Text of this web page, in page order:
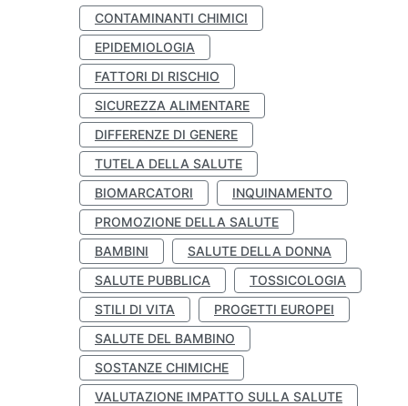
CONTAMINANTI CHIMICI
EPIDEMIOLOGIA
FATTORI DI RISCHIO
SICUREZZA ALIMENTARE
DIFFERENZE DI GENERE
TUTELA DELLA SALUTE
BIOMARCATORI
INQUINAMENTO
PROMOZIONE DELLA SALUTE
BAMBINI
SALUTE DELLA DONNA
SALUTE PUBBLICA
TOSSICOLOGIA
STILI DI VITA
PROGETTI EUROPEI
SALUTE DEL BAMBINO
SOSTANZE CHIMICHE
VALUTAZIONE IMPATTO SULLA SALUTE